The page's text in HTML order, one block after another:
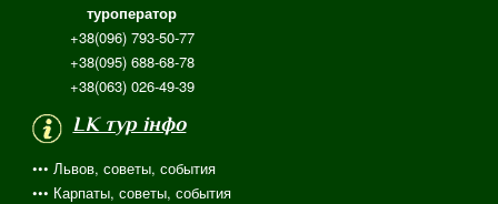
туроператор
+38(096) 793-50-77
+38(095) 688-68-78
+38(063) 026-49-39
LK тур інфо
••• Львов, советы, события
••• Карпаты, советы, события